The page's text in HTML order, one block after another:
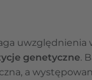
uwzględnienia
genetyczne.
a